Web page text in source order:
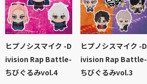
ヒプノシスマイク -D
ivision Rap Battle-
ちびぐるみvol.4
ヒプノシスマイク -D
ivision Rap Battle-
ちびぐるみvol.3